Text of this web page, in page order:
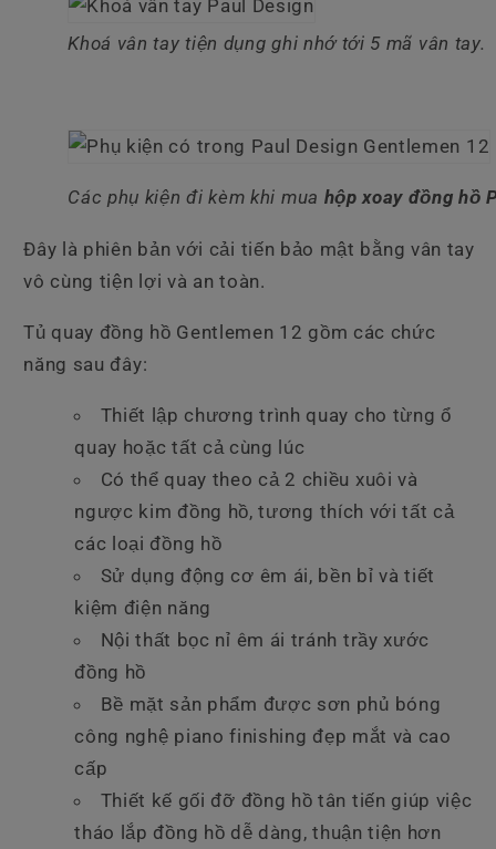
Khoá vân tay tiện dụng ghi nhớ tới 5 mã vân tay.
Các phụ kiện đi kèm khi mua hộp xoay đồng hồ
Đây là phiên bản với cải tiến bảo mật bằng vân tay
vô cùng tiện lợi và an toàn.
Tủ quay đồng hồ Gentlemen 12 gồm các chức
năng sau đây:
Thiết lập chương trình quay cho từng ổ
quay hoặc tất cả cùng lúc
Có thể quay theo cả 2 chiều xuôi và
ngược kim đồng hồ, tương thích với tất cả
các loại đồng hồ
Sử dụng động cơ êm ái, bền bỉ và tiết
kiệm điện năng
Nội thất bọc nỉ êm ái tránh trầy xước
đồng hồ
Bề mặt sản phẩm được sơn phủ bóng
công nghệ piano finishing đẹp mắt và cao
cấp
Thiết kế gối đỡ đồng hồ tân tiến giúp việc
tháo lắp đồng hồ dễ dàng, thuận tiện hơn